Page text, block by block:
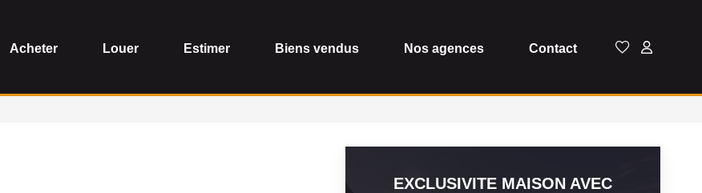
Acheter Louer Estimer Biens vendus Nos agences Contact
EXCLUSIVITE MAISON AVEC